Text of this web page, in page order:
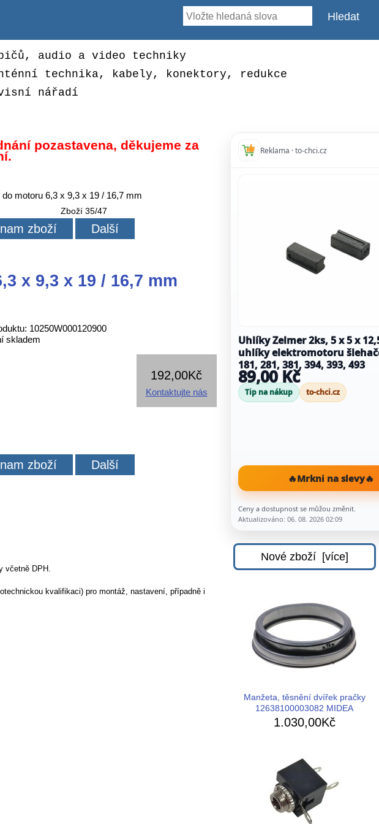
audio a video techniky
technika, kabely, konektory, redukce
nářadí
pozastavena, děkujeme za
motoru 6,3 x 9,3 x 19 / 16,7 mm
Zboží 35/47
zboží Další
x 9,3 x 19 / 16,7 mm
10250W000120900
skladem
192,00Kč
Kontaktujte nás
zboží Další
včetně DPH.
kvalifikaci) pro montáž, nastavení, případně i
Reklama · to-chci.cz
Uhlíky Zelmer 2ks, 5 x 5 x
uhlíky elektromotoru
181, 281, 381, 394, 393, 493
89,00 Kč
Tip na nákup to-chci.cz
🔥Mrkni na slevy🔥
Ceny a dostupnost se můžou změnit.
Aktualizováno: 06. 08. 2026 02:09
Nové zboží [více]
Manžeta, těsnění dvířek pračky
12638100003082 MIDEA
1.030,00Kč